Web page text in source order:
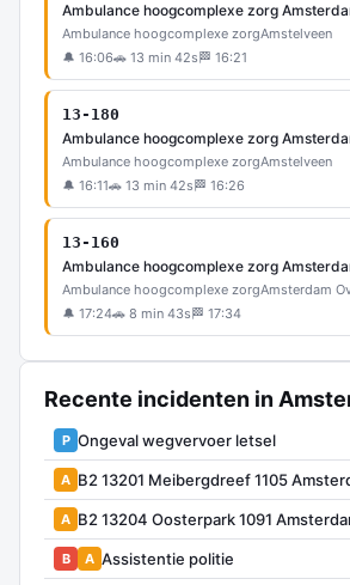
Ambulance hoogcomplexe zorg
Ambulance hoogcomplexe zorgAmstelveen
🔔 16:06🚗 13 min 42s 🏁 16:21
13-180
Ambulance hoogcomplexe zorg
Ambulance hoogcomplexe zorgAmstelveen
🔔 16:11🚗 13 min 42s 🏁 16:26
13-160
Ambulance hoogcomplexe zorg
Ambulance hoogcomplexe zorgAmsterdam
🔔 17:24🚗 8 min 43s 🏁 17:34
Recente incidenten in
P Ongeval wegvervoer letsel
A B2 13201 Meibergdreef 1105
A B2 13204 Oosterpark 1091
B A Assistentie politie